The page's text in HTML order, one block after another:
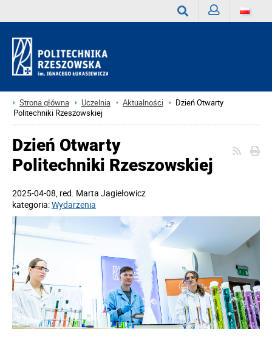
Strona główna Uczelnia Aktualności
Dzień Otwarty
Politechniki Rzeszowskiej
Dzień Otwarty
Politechniki Rzeszowskiej
2025-04-08, red. Marta Jagiełowicz
kategoria:Wydarzenia